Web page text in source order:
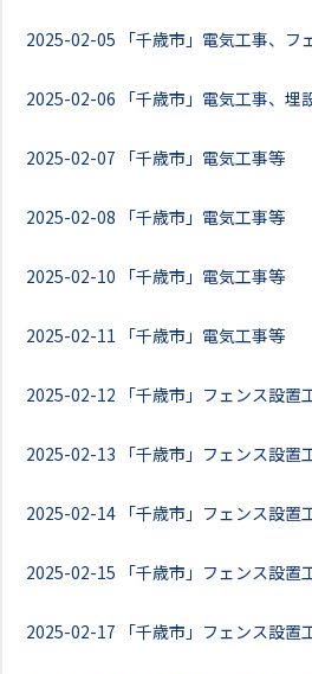
2025-02-05 「千歳市」電気工事、フ
2025-02-06 「千歳市」電気工事、埋
2025-02-07 「千歳市」電気工事等
2025-02-08 「千歳市」電気工事等
2025-02-10 「千歳市」電気工事等
2025-02-11 「千歳市」電気工事等
2025-02-12 「千歳市」フェンス設置
2025-02-13 「千歳市」フェンス設置
2025-02-14 「千歳市」フェンス設置
2025-02-15 「千歳市」フェンス設置
2025-02-17 「千歳市」フェンス設置